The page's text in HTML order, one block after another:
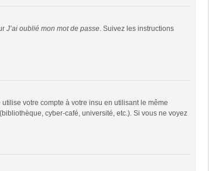
J’ai oublié mon mot de passe. Suivez les instructions
votre compte à votre insu en utilisant le même
cyber-café, université, etc.). Si vous ne voyez